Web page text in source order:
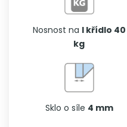
Nosnost na I křídlo 40
kg
Sklo o síle 4 mm